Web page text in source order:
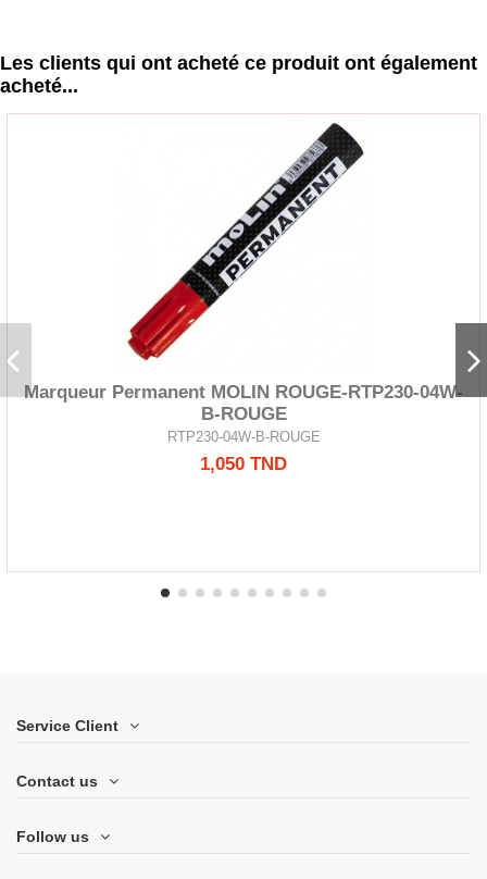
Les clients qui ont acheté ce produit ont également
acheté...
Marqueur Permanent MOLIN ROUGE-RTP230-04W-
B-ROUGE
RTP230-04W-B-ROUGE
1,050 TND
Service Client
Contact us
Follow us